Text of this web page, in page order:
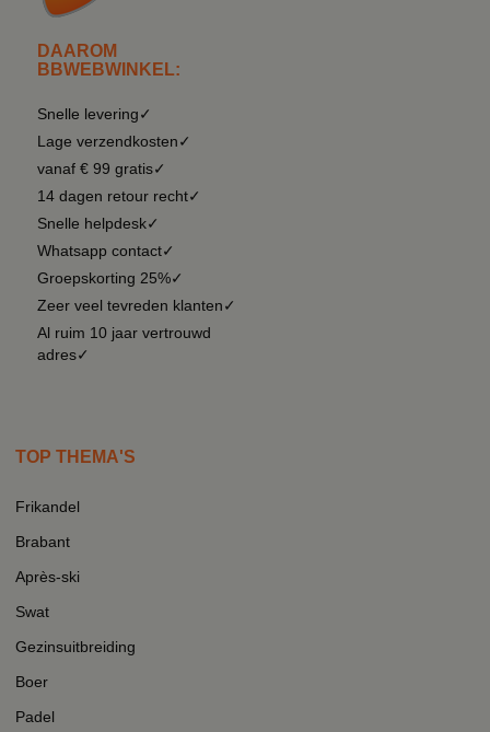
DAAROM
BBWEBWINKEL:
Snelle levering✓
Lage verzendkosten✓
vanaf € 99 gratis✓
14 dagen retour recht✓
Snelle helpdesk✓
Whatsapp contact✓
Groepskorting 25%✓
Zeer veel tevreden klanten✓
Al ruim 10 jaar vertrouwd
adres✓
TOP THEMA'S
Frikandel
Brabant
Après-ski
Swat
Gezinsuitbreiding
Boer
Padel